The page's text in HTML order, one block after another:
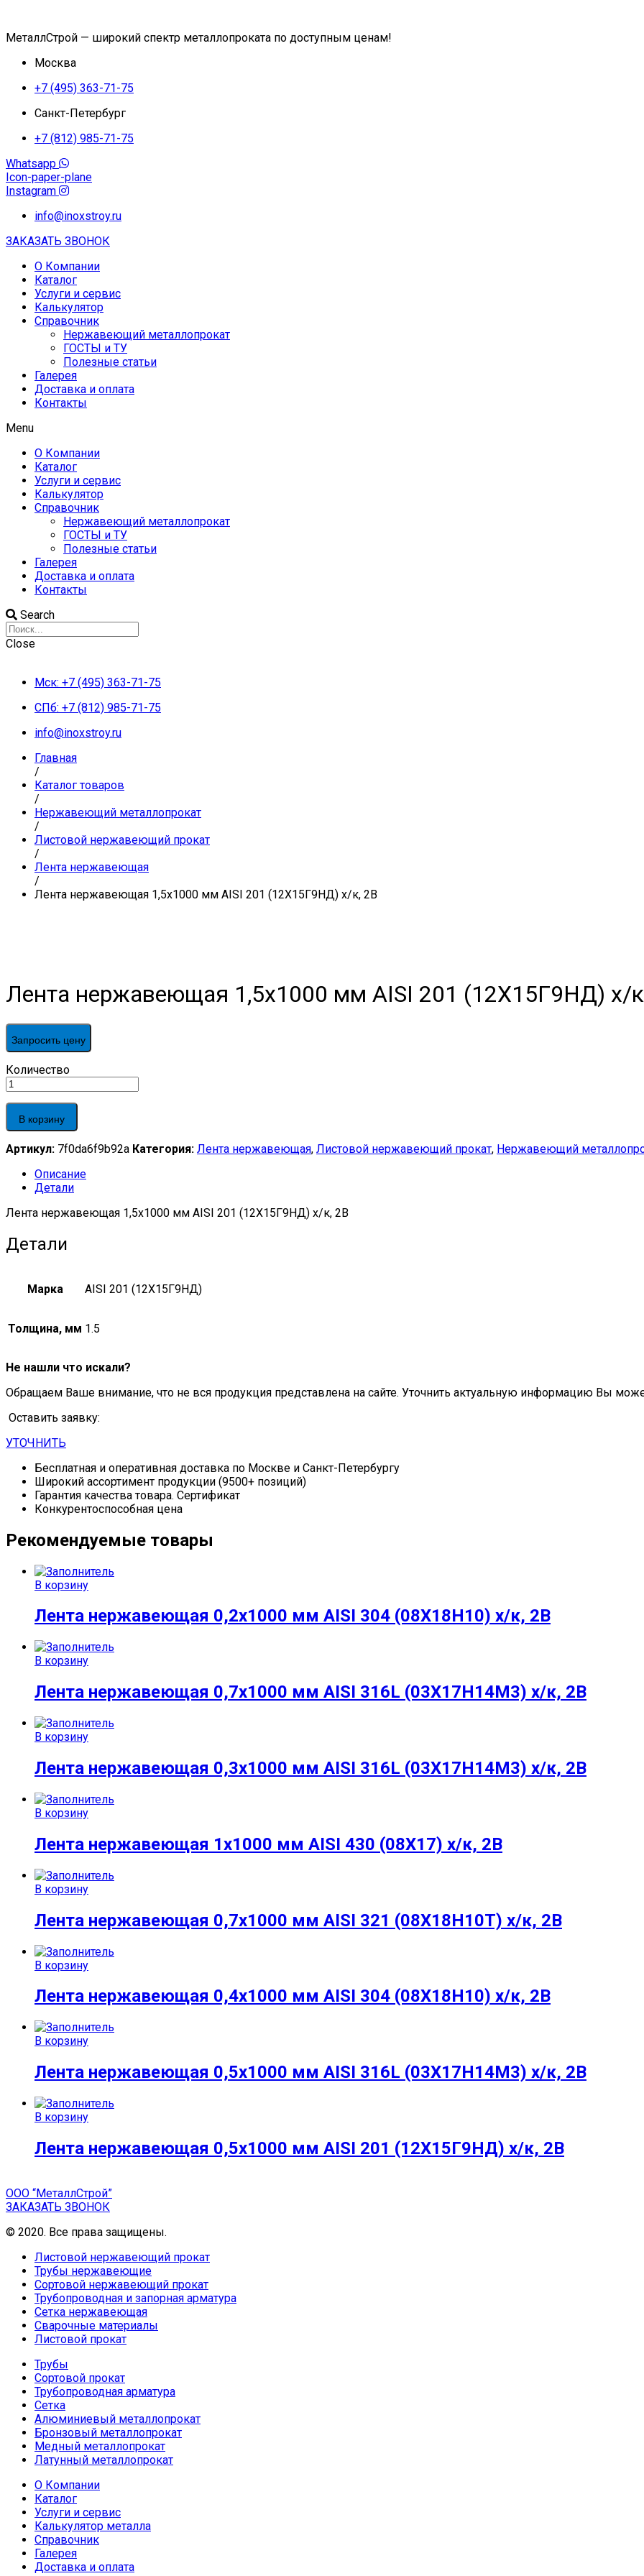
МеталлСтрой — широкий спектр металлопроката по доступным ценам!
Москва
+7 (495) 363-71-75
Санкт-Петербург
+7 (812) 985-71-75
Whatsapp
Icon-paper-plane
Instagram
info@inoxstroy.ru
ЗАКАЗАТЬ ЗВОНОК
О Компании
Каталог
Услуги и сервис
Калькулятор
Справочник
Нержавеющий металлопрокат
ГОСТЫ и ТУ
Полезные статьи
Галерея
Доставка и оплата
Контакты
Menu
О Компании
Каталог
Услуги и сервис
Калькулятор
Справочник
Нержавеющий металлопрокат
ГОСТЫ и ТУ
Полезные статьи
Галерея
Доставка и оплата
Контакты
Search
Close
Мск: +7 (495) 363-71-75
СПб: +7 (812) 985-71-75
info@inoxstroy.ru
Главная
/
Каталог товаров
/
Нержавеющий металлопрокат
/
Листовой нержавеющий прокат
/
Лента нержавеющая
/
Лента нержавеющая 1,5х1000 мм AISI 201 (12Х15Г9НД) х/к, 2B
Лента нержавеющая 1,5х1000 мм AISI 201 (12Х15Г9НД) х/
Запросить цену
Лента
нержавеющая
1,5х1000
мм
AISI
(12Х15Г9НД)
quantity
Количество
В корзину
Артикул: 7f0da6f9b92a Категория: Лента нержавеющая, Листовой нержавеющий прокат, Нержавеющий
Описание
Детали
Лента нержавеющая 1,5х1000 мм AISI 201 (12Х15Г9НД) х/к, 2B
Детали
Марка AISI 201 (12Х15Г9НД)
Толщина, мм 1.5
Не нашли что искали?
Обращаем Ваше внимание, что не вся продукция представлена на сайте. Уточнить актуальную информацию Вы
Оставить заявку:
УТОЧНИТЬ
Бесплатная и оперативная доставка по Москве и Санкт-Петербургу
Широкий ассортимент продукции (9500+ позиций)
Гарантия качества товара. Сертификат
Конкурентоспособная цена
Рекомендуемые товары
В корзину
Лента нержавеющая 0,2х1000 мм AISI 304 (08Х18Н10) х/к, 2B
В корзину
Лента нержавеющая 0,7х1000 мм AISI 316L (03Х17Н14М3) х/к, 2B
В корзину
Лента нержавеющая 0,3х1000 мм AISI 316L (03Х17Н14М3) х/к, 2B
В корзину
Лента нержавеющая 1х1000 мм AISI 430 (08Х17) х/к, 2B
В корзину
Лента нержавеющая 0,7х1000 мм AISI 321 (08Х18Н10Т) х/к, 2B
В корзину
Лента нержавеющая 0,4х1000 мм AISI 304 (08Х18Н10) х/к, 2B
В корзину
Лента нержавеющая 0,5х1000 мм AISI 316L (03Х17Н14М3) х/к, 2B
В корзину
Лента нержавеющая 0,5х1000 мм AISI 201 (12Х15Г9НД) х/к, 2B
ООО “МеталлСтрой”
ЗАКАЗАТЬ ЗВОНОК
© 2020. Все права защищены.
Листовой нержавеющий прокат
Трубы нержавеющие
Сортовой нержавеющий прокат
Трубопроводная и запорная арматура
Сетка нержавеющая
Сварочные материалы
Листовой прокат
Трубы
Сортовой прокат
Трубопроводная арматура
Сетка
Алюминиевый металлопрокат
Бронзовый металлопрокат
Медный металлопрокат
Латунный металлопрокат
О Компании
Каталог
Услуги и сервис
Калькулятор металла
Справочник
Галерея
Доставка и оплата